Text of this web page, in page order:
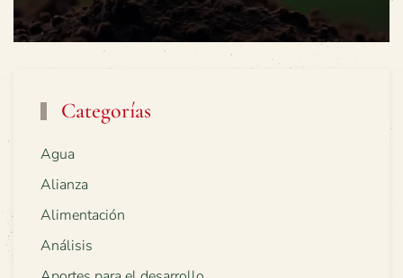
Categorías
Agua
Alianza
Alimentación
Análisis